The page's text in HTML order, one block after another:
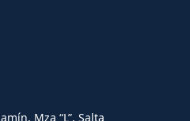
Mza “L”, Salta